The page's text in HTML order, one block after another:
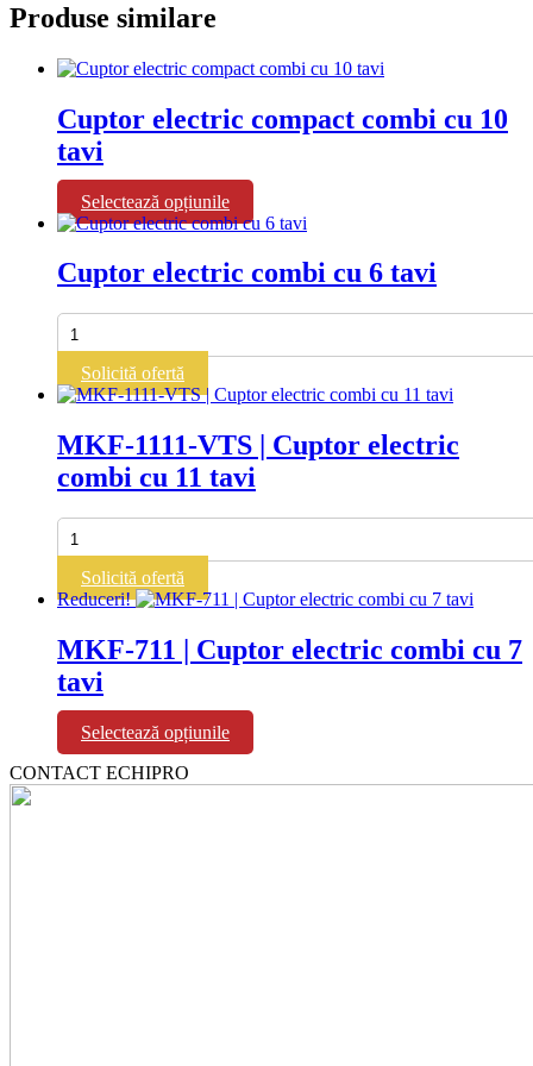
Produse similare
Cuptor electric compact combi cu 10
tavi
Selectează opțiunile
produs
mai
multe
alese
pagina
produsului.
Cuptor electric combi cu 6 tavi
Cantitate
Cuptor
electric
combi
cu
tavi
Solicită ofertă
MKF-1111-VTS | Cuptor electric
combi cu 11 tavi
Cantitate
MKF-
1111-
VTS
|
electric
combi
cu
11
tavi
Solicită ofertă
Reduceri!
MKF-711 | Cuptor electric combi cu 7
tavi
Selectează opțiunile
produs
CONTACT ECHIPRO